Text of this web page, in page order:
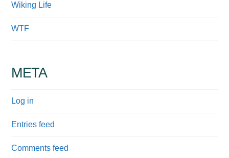
Wiking Life
WTF
META
Log in
Entries feed
Comments feed